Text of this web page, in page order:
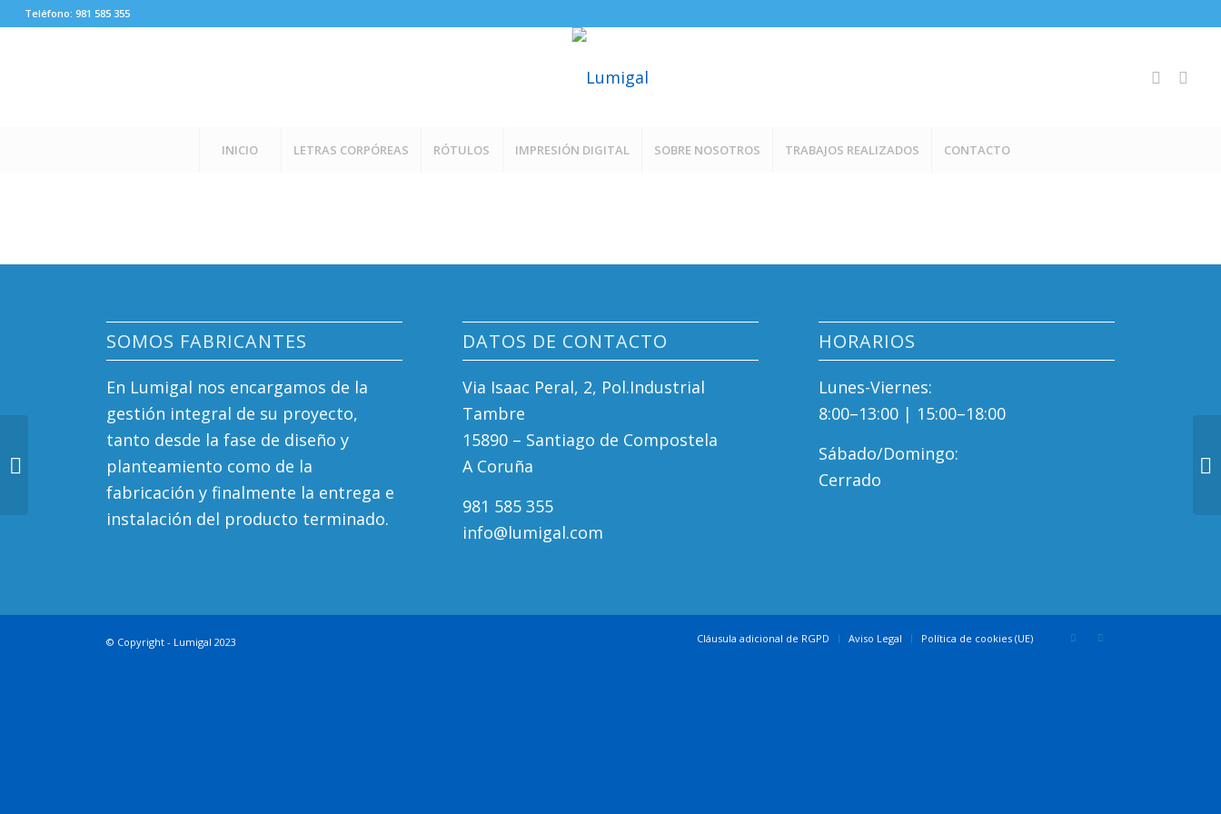
Teléfono: 981 585 355
INICIO LETRAS CORPÓREAS RÓTULOS IMPRESIÓN DIGITAL SOBRE NOSOTROS TRABAJOS REALIZADOS CONTACTO
SOMOS FABRICANTES
En Lumigal nos encargamos de la
gestión integral de su proyecto,
tanto desde la fase de diseño y
planteamiento como de la
fabricación y finalmente la entrega e
instalación del producto terminado.
DATOS DE CONTACTO
Via Isaac Peral, 2, Pol.Industrial
Tambre
15890 – Santiago de Compostela
A Coruña
981 585 355
info@lumigal.com
HORARIOS
Lunes-Viernes:
8:00–13:00 | 15:00–18:00
Sábado/Domingo:
Cerrado
© Copyright - Lumigal 2023 Cláusula adicional de RGPD Aviso Legal Política de cookies (UE)